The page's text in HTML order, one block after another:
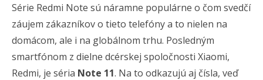
Série Redmi Note sú náramne populárne o čom svedčí
záujem zákazníkov o tieto telefóny a to nielen na
domácom, ale i na globálnom trhu. Posledným
smartfónom z dielne dcérskej spoločnosti Xiaomi,
Redmi, je séria Note 11. Na to odkazujú aj čísla, veď